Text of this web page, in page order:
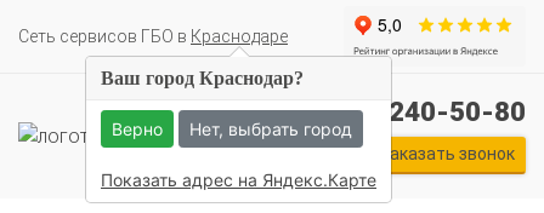
Cеть сервисов ГБО в Краснодаре
+7 (861) 240-50-80
Заказать звонок
Ваш город Краснодар?
Верно Нет, выбрать город
Показать адрес на Яндекс.Карте